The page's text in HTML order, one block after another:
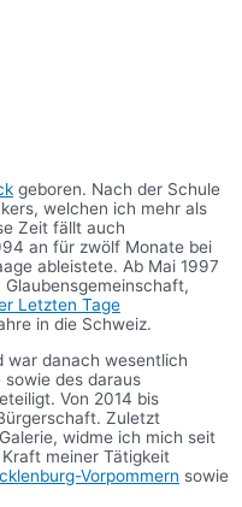
geboren. Nach der Schule
welchen ich mehr als
Zeit fällt auch
an für zwölf Monate bei
ableistete. Ab Mai 1997
Letzten Tage
in die Schweiz.
war danach wesentlich
des daraus
Von 2014 bis
Zuletzt
widme ich mich seit
meiner Tätigkeit
Vorpommern sowie